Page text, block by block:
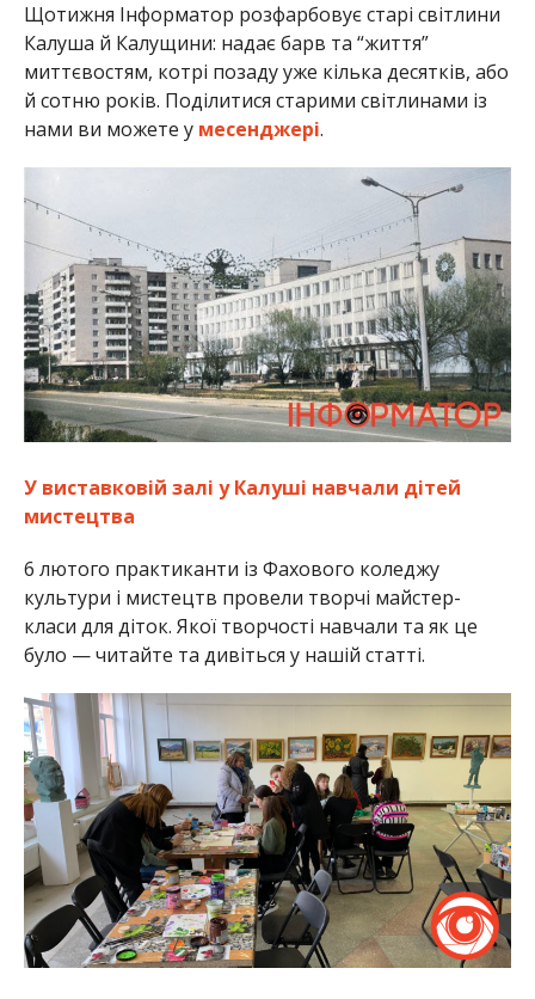
Щотижня Інформатор розфарбовує старі світлини
Калуша й Калущини: надає барв та “життя”
миттєвостям, котрі позаду уже кілька десятків, або
й сотню років. Поділитися старими світлинами із
нами ви можете у месенджері.
У виставковій залі у Калуші навчали дітей
мистецтва
6 лютого практиканти із Фахового коледжу
культури і мистецтв провели творчі майстер-
класи для діток. Якої творчості навчали та як це
було — читайте та дивіться у нашій статті.